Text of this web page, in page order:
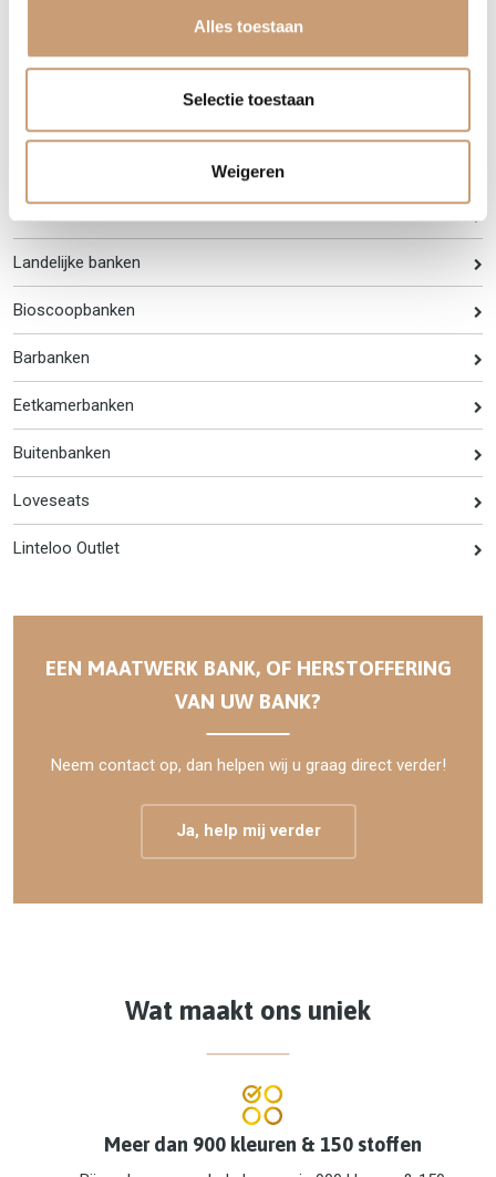
Alles toestaan
Selectie toestaan
Weigeren
Banken op maat
Landelijke banken
Bioscoopbanken
Barbanken
Eetkamerbanken
Buitenbanken
Loveseats
Linteloo Outlet
EEN MAATWERK BANK, OF HERSTOFFERING
VAN UW BANK?
Neem contact op, dan helpen wij u graag direct verder!
Ja, help mij verder
Wat maakt ons uniek
Meer dan 900 kleuren & 150 stoffen